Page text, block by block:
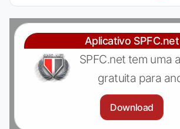
Aplicativo SPFC.net
SPFC.net tem uma
gratuita para
Download